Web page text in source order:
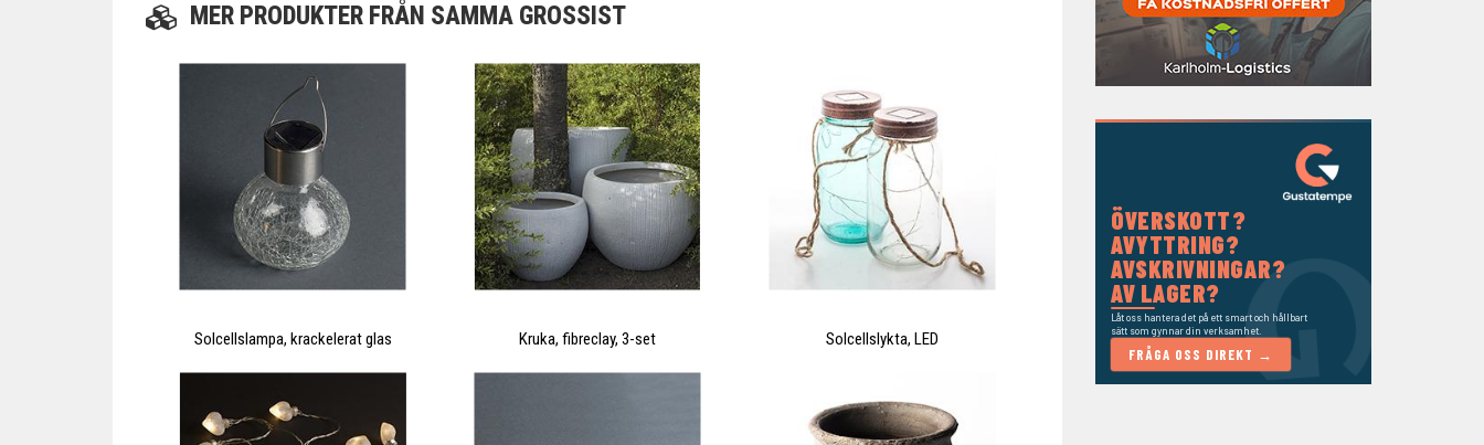
MER PRODUKTER FRÅN SAMMA GROSSIST
Solcellslampa, krackelerat glas Kruka, fibreclay, 3-set Solcellslykta, LED